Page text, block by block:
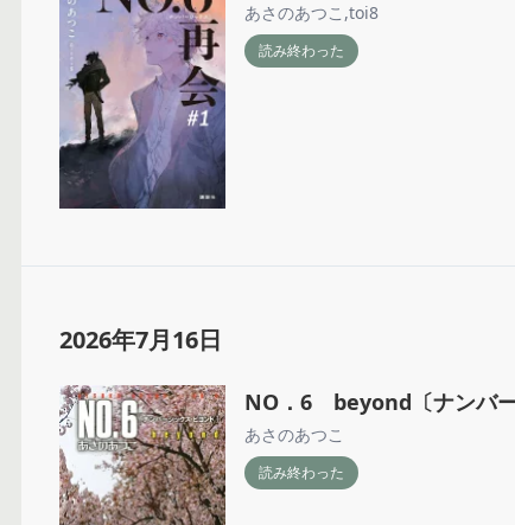
あさのあつこ ,toi8
読み終わった
2026年7月16日
NO．6 beyond〔ナンバー
あさのあつこ
読み終わった